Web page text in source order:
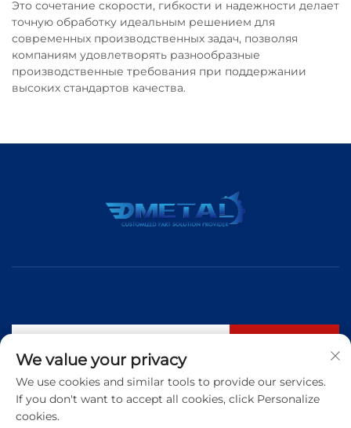
Это сочетание скорости, гибкости и надежности делает
точную обработку идеальным решением для
современных производственных задач, позволяя
компаниям удовлетворять разнообразные
производственные требования при поддержании
высоких стандартов качества.
Тел.:+86 183 5421 3960
We value your privacy
We use cookies and similar tools to provide our services.
If you don't want to accept all cookies, click Personalize
cookies.